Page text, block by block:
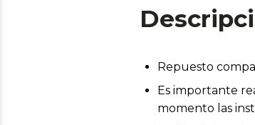
Repuesto
Es importante
momento las